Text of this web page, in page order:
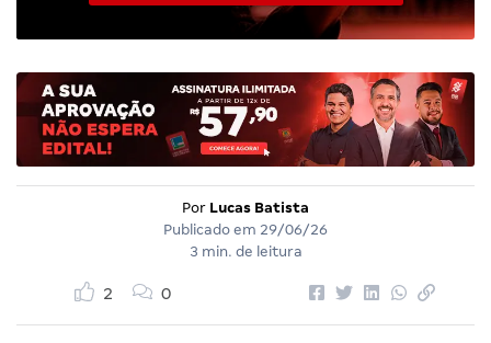
Por Lucas Batista
Publicado em 29/06/26
3 min. de leitura
2 0